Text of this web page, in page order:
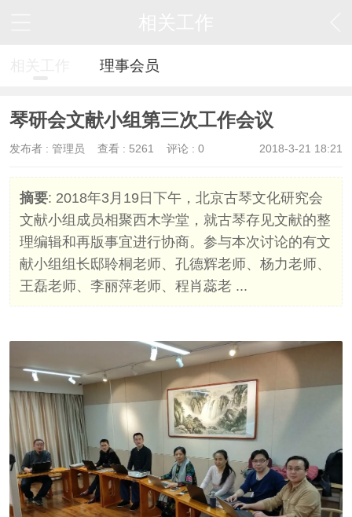
理事会员
琴研会文献小组第三次工作会议
2018-3-21 18:21
发布者 : 管理员 查看 : 5261 评论 : 0
摘要: 2018年3月19日下午，北京古琴文化研究会
文献小组成员相聚西木学堂，就古琴存见文献的整
理编辑和再版事宜进行协商。参与本次讨论的有文
献小组组长邸聆桐老师、孔德辉老师、杨力老师、
王磊老师、李丽萍老师、程肖蕊老 ...